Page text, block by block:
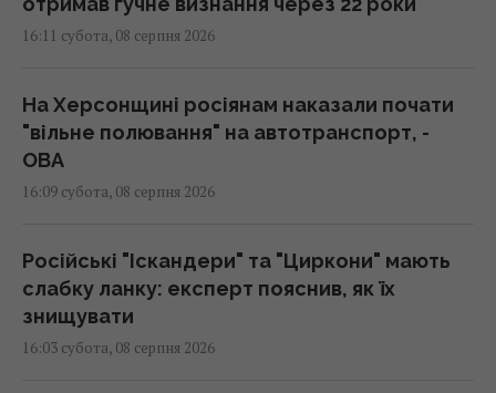
16:11 субота, 08 серпня 2026
На Херсонщині росіянам наказали почати
"вільне полювання" на автотранспорт, -
ОВА
16:09 субота, 08 серпня 2026
Російські "Іскандери" та "Циркони" мають
слабку ланку: експерт пояснив, як їх
знищувати
16:03 субота, 08 серпня 2026